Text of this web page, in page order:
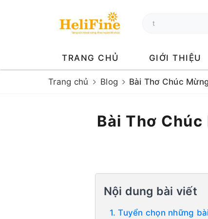
TRANG CHỦ GIỚI THIỆU
Trang chủ Blog Bài Thơ Chúc
Bài Thơ
Nội dung bài viết
1. Tuyển chọn những